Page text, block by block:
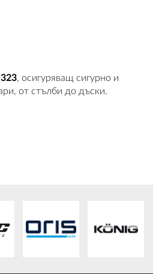
, осигуряващ сигурно и
от стълби до дъски.